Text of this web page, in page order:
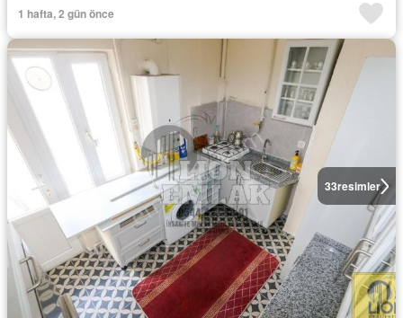
1 hafta, 2 gün önce
33resimler